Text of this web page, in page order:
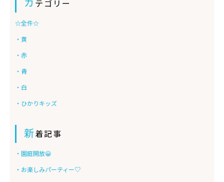
カ テゴリー
☆全件☆
・黄
・赤
・青
・白
・ひかりキッズ
新着記事
・園庭開放😀
・お楽しみパーティー♡